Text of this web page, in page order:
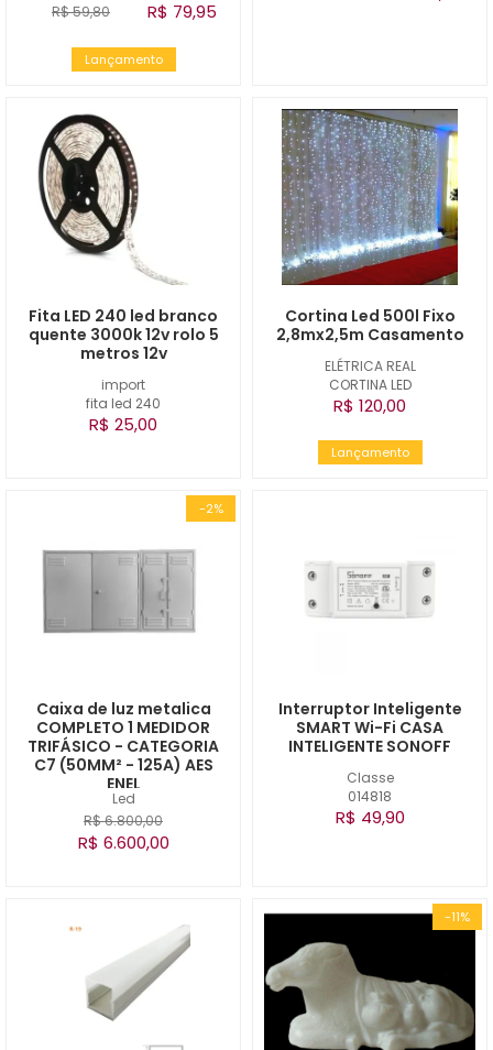
R$ 59,80 R$ 79,95
Lançamento
import
fita led 240
Fita LED 240 led branco
quente 3000k 12v rolo 5
metros 12v
R$ 25,00
ELÉTRICA REAL
CORTINA LED
Cortina Led 500l Fixo
2,8mx2,5m Casamento
R$ 120,00
Lançamento
-2%
Led
Caixa de luz metalica
COMPLETO 1 MEDIDOR
TRIFÁSICO - CATEGORIA
C7 (50MM² - 125A) AES
ENEL
R$ 6.800,00
R$ 6.600,00
Classe
014818
Interruptor Inteligente
SMART Wi-Fi CASA
INTELIGENTE SONOFF
R$ 49,90
-11%